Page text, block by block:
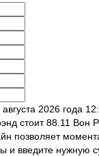
2026 года
стоит 88.11 Вон
позволяет
и введите нужную